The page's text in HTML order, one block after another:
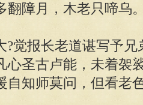
障月，木老只啼乌
?觉报长老道谌写予
圣古卢能，未着袈
知师莫问，但看老